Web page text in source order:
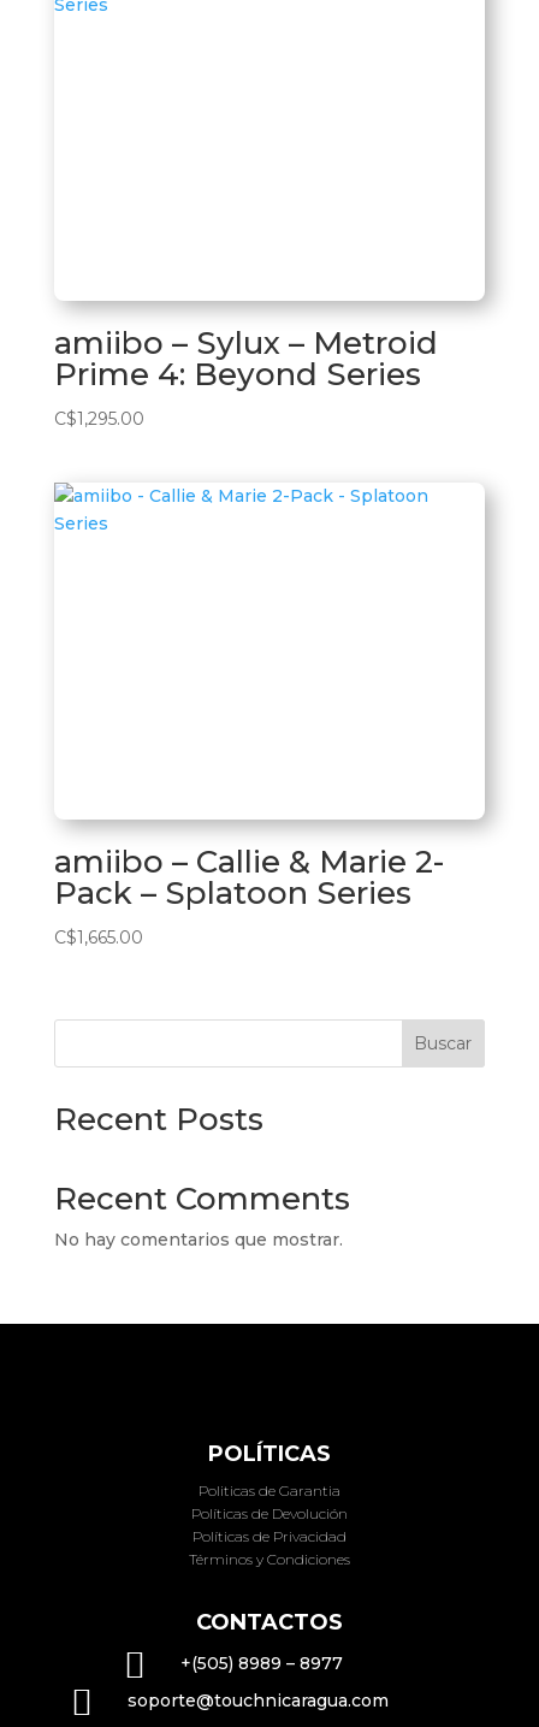
amiibo – Sylux – Metroid
Prime 4: Beyond Series
C$1,295.00
amiibo – Callie & Marie 2-
Pack – Splatoon Series
C$1,665.00
Buscar
Recent Posts
Recent Comments
No hay comentarios que mostrar.
POLÍTICAS
Politicas de Garantia
Políticas de Devolución
Políticas de Privacidad
Términos y Condiciones
CONTACTOS
 +(505) 8989 – 8977
 soporte@touchnicaragua.com